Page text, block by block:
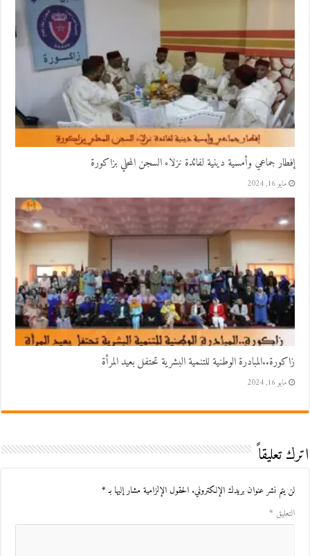
إفطار جماعي وأمسية دينية لفائدة نزلاء السجن المحلي بزاكورة
مايو 16, 2024
زاكورة..المبادرة الوطنية للتنمية البشرية تحتفل بعيد المرأة
مايو 16, 2024
اترك تعليقاً
لن يتم نشر عنوان بريدك الإلكتروني. الحقول الإلزامية مشار إليها بـ*
التعليق *